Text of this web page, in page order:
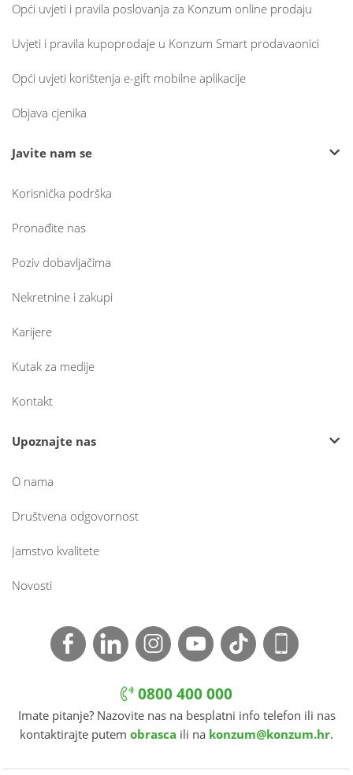
Opći uvjeti i pravila poslovanja za Konzum online prodaju
Uvjeti i pravila kupoprodaje u Konzum Smart prodavaonici
Opći uvjeti korištenja e-gift mobilne aplikacije
Objava cjenika
Javite nam se
Korisnička podrška
Pronađite nas
Poziv dobavljačima
Nekretnine i zakupi
Karijere
Kutak za medije
Kontakt
Upoznajte nas
O nama
Društvena odgovornost
Jamstvo kvalitete
Novosti
0800 400 000
Imate pitanje? Nazovite nas na besplatni info telefon ili nas
kontaktirajte putem obrasca ili na konzum@konzum.hr.